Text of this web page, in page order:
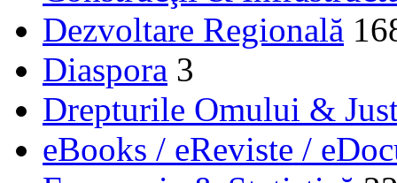
Dezvoltare Regională
Diaspora 3
Drepturile Omului &
eBooks / eReviste /